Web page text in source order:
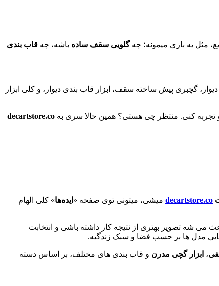
مثل یه بازی میمونه؛ چه گلویی سقف ساده باشه، چه قاب بندی
گچبری پیش ساخته سقف، ابزار قاب بندی دیوار، و کلی ابزار
تجربه کنی. منتظر چی هستی؟ همین حالا سری به decartstore.co
decartstore.co میشی، میتونی توی صفحه « ایده‌ها» کلی الهام
می ‌شه تصویر بهتری از نتیجه کار داشته باشی و انتخابت
مدل ‌ها بر حسب فضا و سبک زندگیه.
، ابزار گچی مدرن و قاب‌ بندی ‌های مختلف، بر اساس دسته‌